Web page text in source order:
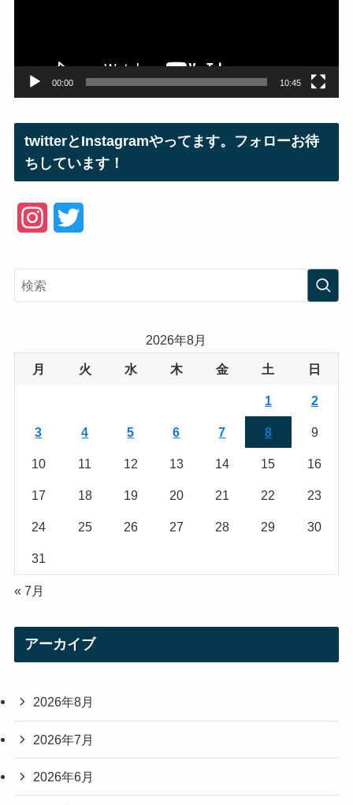
00:00 10:45
twitterとInstagramやってます。フォローお待
ちしています！
e
2026年8月
月 火 水 木 金 土 日
1 2
3 4 5 6 7 8 9
10 11 12 13 14 15 16
17 18 19 20 21 22 23
24 25 26 27 28 29 30
31
« 7月
アーカイブ
2026年8月
2026年7月
2026年6月